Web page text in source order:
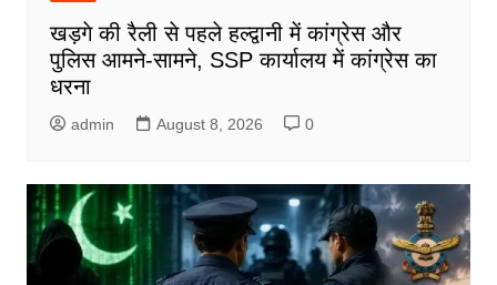
खड़गे की रैली से पहले हल्द्वानी में कांग्रेस और
पुलिस आमने-सामने, SSP कार्यालय में कांग्रेस का
धरना
admin August 8, 2026 0